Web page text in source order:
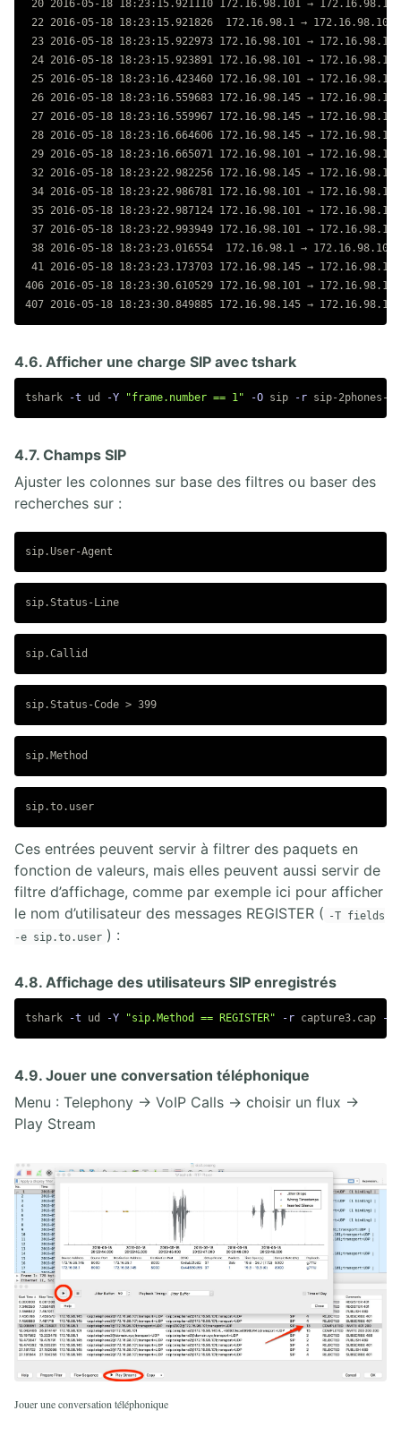
20 2016-05-18 18:23:15.921110 172.16.98.101 →
22 2016-05-18 18:23:15.921826  172.16.98.1 → 172.16.98.101
23 2016-05-18 18:23:15.922973 172.16.98.101 →
24 2016-05-18 18:23:15.923891 172.16.98.101 →
25 2016-05-18 18:23:16.423460 172.16.98.101 →
26 2016-05-18 18:23:16.559683 172.16.98.145 →
27 2016-05-18 18:23:16.559967 172.16.98.145 →
28 2016-05-18 18:23:16.664606 172.16.98.145 →
29 2016-05-18 18:23:16.665071 172.16.98.101 →
32 2016-05-18 18:23:22.982256 172.16.98.145 →
34 2016-05-18 18:23:22.986781 172.16.98.101 → 172.16.98.1
35 2016-05-18 18:23:22.987124 172.16.98.101 →
37 2016-05-18 18:23:22.993949 172.16.98.101 →
38 2016-05-18 18:23:23.016554  172.16.98.1 →
41 2016-05-18 18:23:23.173703 172.16.98.145 →
406 2016-05-18 18:23:30.610529 172.16.98.101 →
4.6. Afficher une charge SIP avec tshark
tshark -t ud -Y "frame.number == 1" -O sip -r
4.7. Champs SIP
Ajuster les colonnes sur base des filtres ou baser des
recherches sur :
Ces entrées peuvent servir à filtrer des paquets en
fonction de valeurs, mais elles peuvent aussi servir de
filtre d’affichage, comme par exemple ici pour afficher
le nom d’utilisateur des messages REGISTER ( -T fields
-e sip.to.user ) :
4.8. Affichage des utilisateurs SIP enregistrés
tshark -t ud -Y "sip.Method == REGISTER" -r capture3.cap -T
4.9. Jouer une conversation téléphonique
Menu : Telephony → VoIP Calls → choisir un flux →
Play Stream
Jouer une conversation téléphonique